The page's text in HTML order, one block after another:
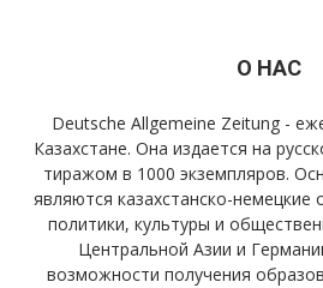
О НАС
Deutsche Allgemeine Zeitung -
Казахстане. Она издается на
тиражом в 1000 экземпляров.
являются казахстанско-немецкие
политики, культуры и
Центральной Азии и
возможности получения